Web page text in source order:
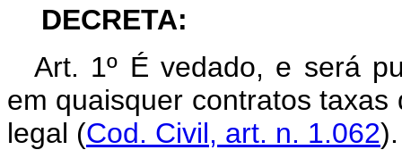
DECRETA:
Art. 1º É vedado, e será
em quaisquer contratos
legal (Cod. Civil, art. n. 1.062).